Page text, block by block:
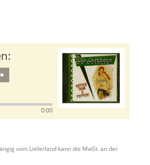
0:00
vom Lieferland kann die MwSt. an der